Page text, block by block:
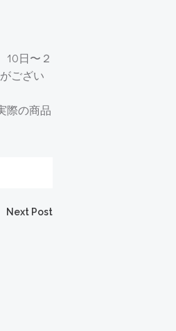
10日〜２
ござい
際の商品
Next Post